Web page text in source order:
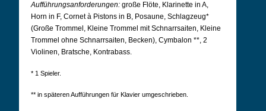
Aufführungsanforderungen: große Flöte, Klarinette in A,
Horn in F, Cornet à Pistons in B, Posaune, Schlagzeug*
(Große Trommel, Kleine Trommel mit Schnarrsaiten, Kleine
Trommel ohne Schnarrsaiten, Becken), Cymbalon **, 2
Violinen, Bratsche, Kontrabass.
* 1 Spieler.
** in späteren Aufführungen für Klavier umgeschrieben.